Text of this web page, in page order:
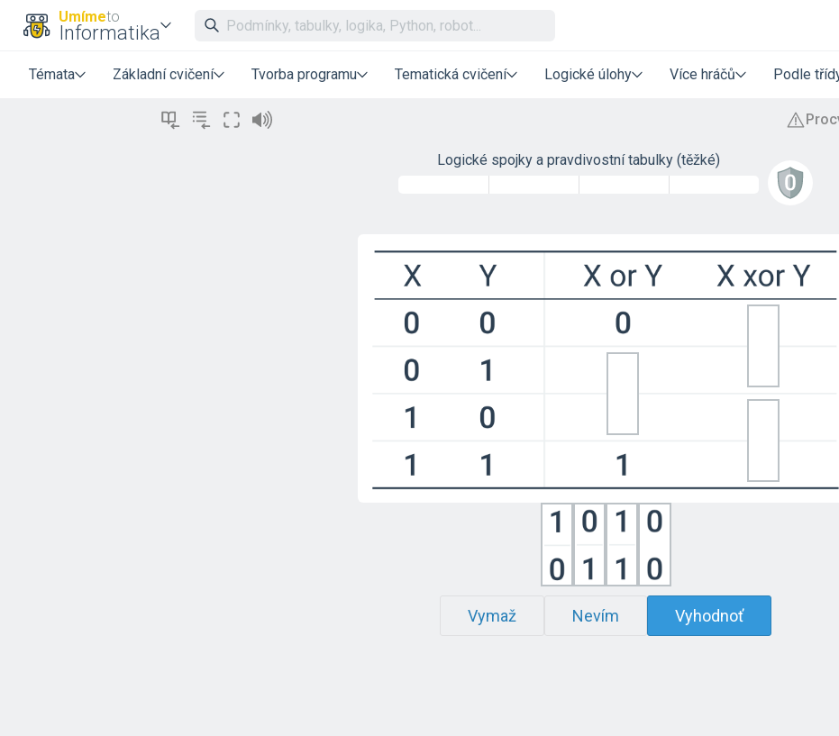
Umímeto
Informatika
Témata Základní cvičení Tvorba programu Tematická cvičení Logické úlohy Více hráčů Podle
Logické spojky a pravdivostní tabulky (těžké)
Vymaž Nevím Vyhodnoť